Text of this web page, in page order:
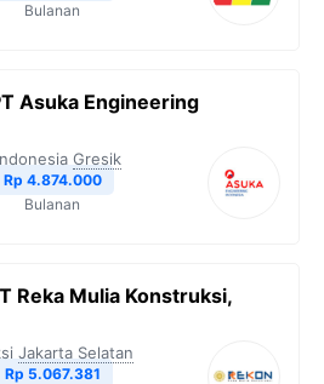
Bulanan
Asuka Engineering
Gresik
Rp 4.874.000
Bulanan
Reka Mulia Konstruksi,
Jakarta Selatan
Rp 5.067.381